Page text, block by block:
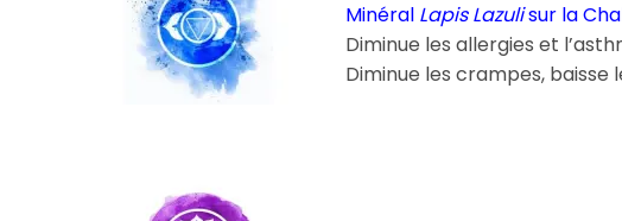
Minéral Lapis Lazulisur la
Diminue les allergies et
Diminue les crampes, baisse